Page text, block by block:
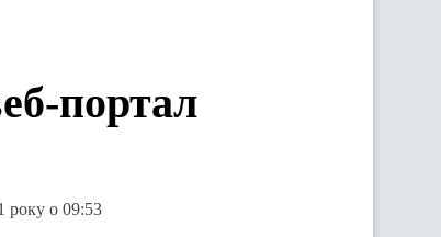
портал
року о 09:53